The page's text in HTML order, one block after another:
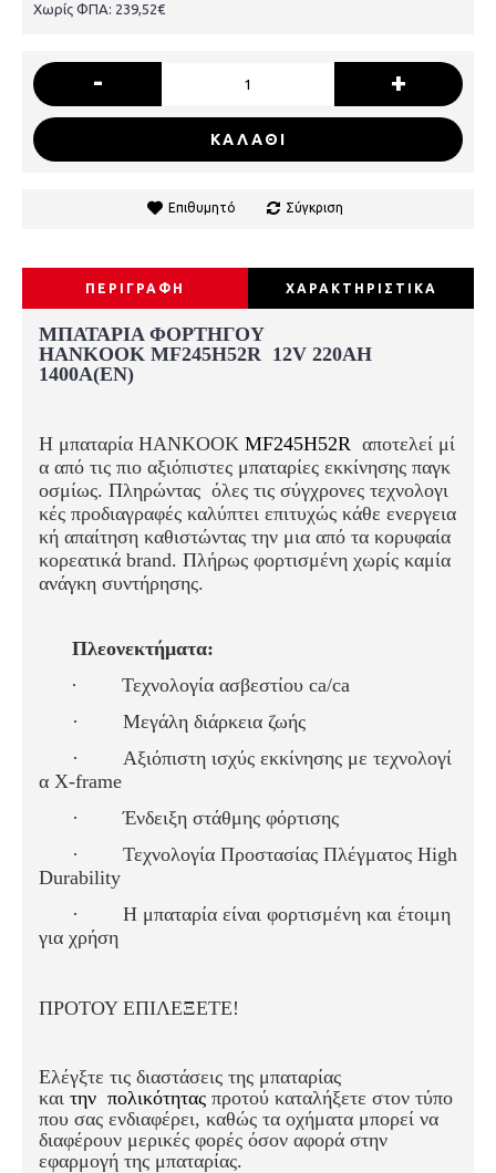
Χωρίς ΦΠΑ: 239,52€
- +
ΚΑΛΑΘΙ
Επιθυμητό Σύγκριση
ΠΕΡΙΓΡΑΦΗ ΧΑΡΑΚΤΗΡΙΣΤΙΚΑ
ΜΠΑΤΑΡΙΑ ΦΟΡΤΗΓΟΥ
HANKOOK MF245H52R 12V 220AH
1400A(EN)
Η μπαταρία HANKOOK MF245H52R αποτελεί μί
α από τις πιο αξιόπιστες μπαταρίες εκκίνησης παγκ
οσμίως. Πληρώντας όλες τις σύγχρονες τεχνολογι
κές προδιαγραφές καλύπτει επιτυχώς κάθε ενεργεια
κή απαίτηση καθιστώντας την μια από τα κορυφαία
κορεατικά brand. Πλήρως φορτισμένη χωρίς καμία
ανάγκη συντήρησης.
Πλεονεκτήματα:
·
Τεχνολογία ασβεστίου ca/ca
·
Μεγάλη διάρκεια ζωής
·
Αξιόπιστη ισχύς εκκίνησης με τεχνολογί
α X-frame
·
Ένδειξη στάθμης φόρτισης
·
Τεχνολογία Προστασίας Πλέγματος High
Durability
·
Η μπαταρία είναι φορτισμένη και έτοιμη
για χρήση
ΠΡΟΤΟΥ ΕΠΙΛΕΞΕΤΕ!
Ελέγξτε τις διαστάσεις της μπαταρίας
και την πολικότητας προτού καταλήξετε στον τύπο
που σας ενδιαφέρει, καθώς τα οχήματα μπορεί να
διαφέρουν μερικές φορές όσον αφορά στην
εφαρμογή της μπαταρίας.